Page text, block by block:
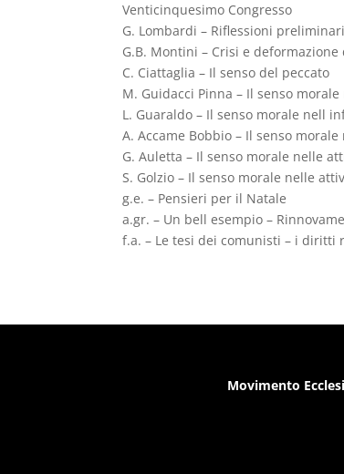
Venticinquesimo Congresso
G. Lombardi – Riflessioni preliminari
G.B. Montini – Crisi e deformazione
C. Ciattaglia – Il senso del peccato
M. Guidacci Pinna – Il senso
L. Guaraldo – Il senso morale nell
A. Accame Bobbio – Il senso
G. Auletta – Il senso morale nelle
S. Golzio – Il senso morale nelle
g.e. – Pensieri per il Natale
a.gr. – Un bell esempio –
f.a. – Le tesi dei comunisti – i diritti
Movimento